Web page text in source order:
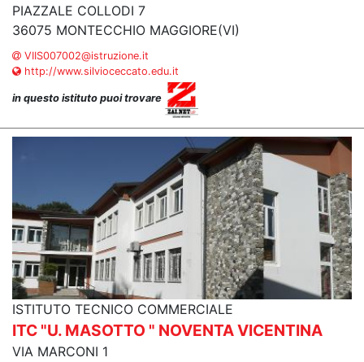
PIAZZALE COLLODI 7
36075 MONTECCHIO MAGGIORE(VI)
VIIS007002@istruzione.it
http://www.silvioceccato.edu.it
in questo istituto puoi trovare
ISTITUTO TECNICO COMMERCIALE
ITC "U. MASOTTO " NOVENTA VICENTINA
VIA MARCONI 1